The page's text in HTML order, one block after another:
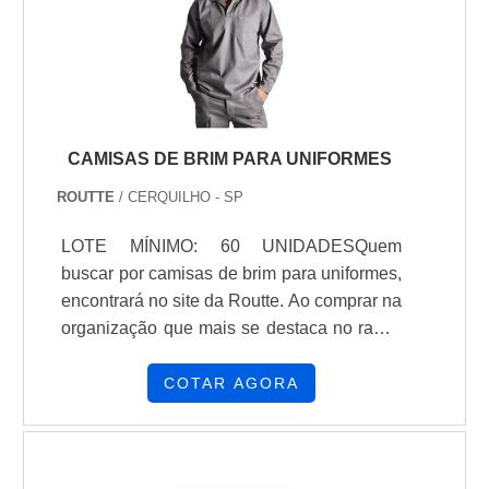
CAMISAS DE BRIM PARA UNIFORMES
ROUTTE/ CERQUILHO - SP
LOTE MÍNIMO: 60 UNIDADESQuem
buscar por camisas de brim para uniformes,
encontrará no site da Routte. Ao comprar na
organização que mais se destaca no ramo,
excelência e terá a garantia de adquirir
demanda.Quando o tema é camisas de
COTAR AGORA